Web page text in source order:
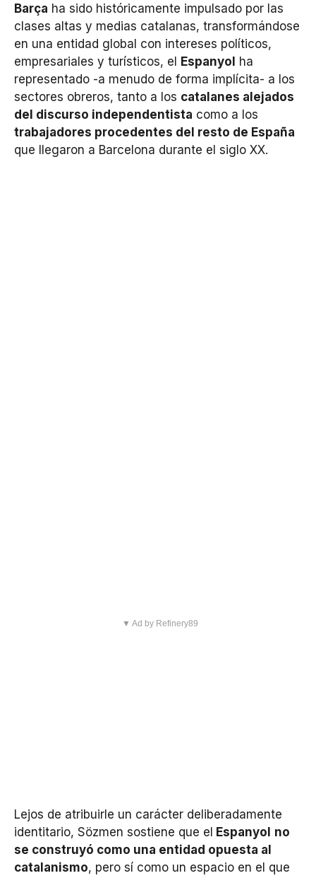
Barça ha sido históricamente impulsado por las
clases altas y medias catalanas, transformándose
en una entidad global con intereses políticos,
empresariales y turísticos, el Espanyol ha
representado -a menudo de forma implícita- a los
sectores obreros, tanto a los catalanes alejados
del discurso independentista como a los
trabajadores procedentes del resto de España
que llegaron a Barcelona durante el siglo XX.
▼ Ad by Refinery89
Lejos de atribuirle un carácter deliberadamente
identitario, Sözmen sostiene que el Espanyol no
se construyó como una entidad opuesta al
catalanismo, pero sí como un espacio en el que